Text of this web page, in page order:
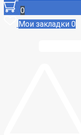
0
Мои закладки 0